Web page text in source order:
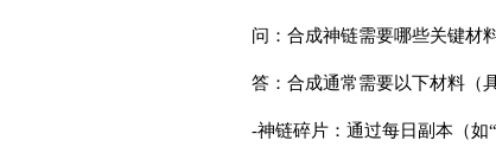
问：合成神链需要哪些关键材
答：合成通常需要以下材料（
-神链碎片：通过每日副本（如